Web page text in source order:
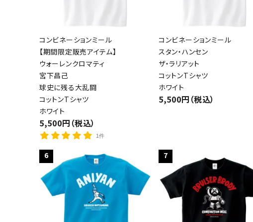
コンビネーションミール
【期間限定販売アイテム】
ウォーレンクロマティ
宮下昌己
球史に残る大乱闘
コットンTシャツ
ホワイト
5,500円（税込）
1件
コンビネーションミール
スタン・ハンセン
ザ・ラリアット
コットンTシャツ
ホワイト
5,500円（税込）
6 7